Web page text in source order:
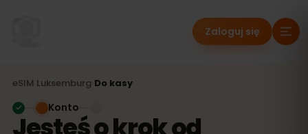
Zaloguj się
eSIM Luksemburg Do kasy
Konto